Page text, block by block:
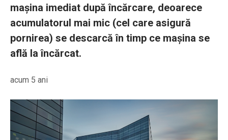
mașina imediat după încărcare, deoarece
acumulatorul mai mic (cel care asigură
pornirea) se descarcă în timp ce mașina se
află la încărcat.
acum 5 ani